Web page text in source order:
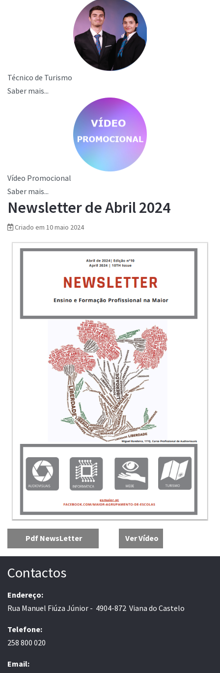
Técnico de Turismo
Saber mais...
Vídeo Promocional
Saber mais...
Newsletter de Abril 2024
Criado em 10 maio 2024
Pdf NewsLetter Ver Vídeo
Contactos
Endereço:
Rua Manuel Fiúza Júnior - 4904-872 Viana do Castelo
Telefone:
258 800 020
Email: